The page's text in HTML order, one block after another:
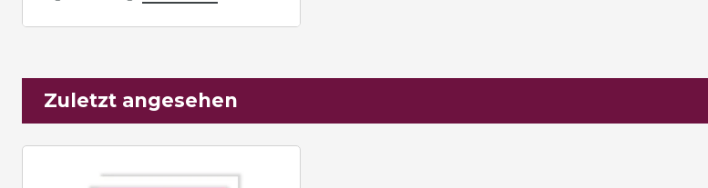
Zuletzt angesehen